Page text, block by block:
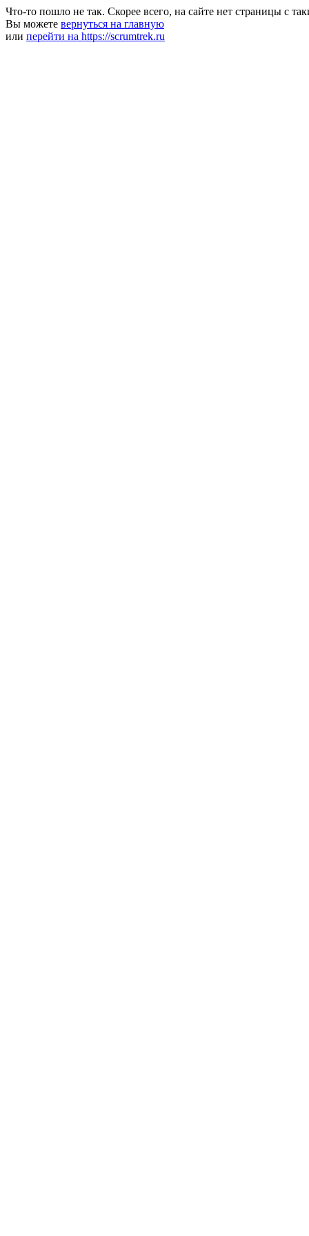
Что-то пошло не так. Скорее всего, на сайте нет страницы с
Вы можете вернуться на главную
или перейти на https://scrumtrek.ru